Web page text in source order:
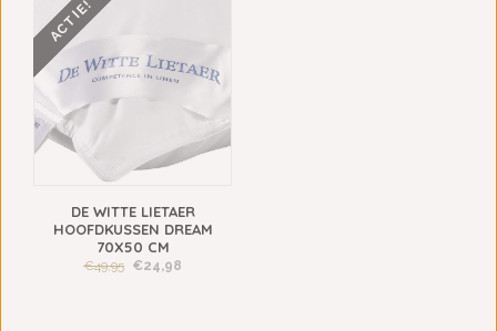
ACTIE!
DE WITTE LIETAER
HOOFDKUSSEN DREAM
70X50 CM
€49,95 €24,98